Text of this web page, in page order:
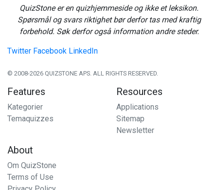
QuizStone er en quizhjemmeside og ikke et leksikon.
Spørsmål og svars riktighet bør derfor tas med kraftig
forbehold. Søk derfor også information andre steder.
Twitter Facebook LinkedIn
© 2008-2026 QUIZSTONE APS. ALL RIGHTS RESERVED.
Features
Kategorier
Temaquizzes
Resources
Applications
Sitemap
Newsletter
About
Om QuizStone
Terms of Use